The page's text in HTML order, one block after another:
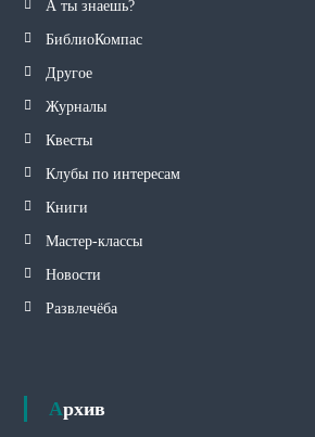
А ты знаешь?
БиблиоКомпас
Другое
Журналы
Квесты
Клубы по интересам
Книги
Мастер-классы
Новости
Развлечёба
Архив